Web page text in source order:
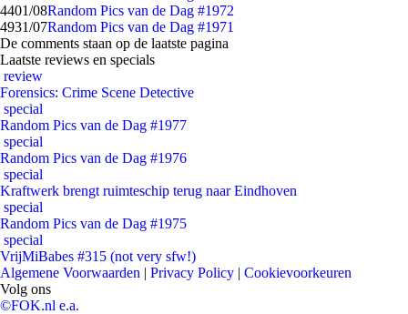
4401/08Random Pics van de Dag #1972
4931/07Random Pics van de Dag #1971
De comments staan op de laatste pagina
Laatste reviews en specials
review
Forensics: Crime Scene Detective
special
Random Pics van de Dag #1977
special
Random Pics van de Dag #1976
special
Kraftwerk brengt ruimteschip terug naar Eindhoven
special
Random Pics van de Dag #1975
special
VrijMiBabes #315 (not very sfw!)
Algemene Voorwaarden | Privacy Policy | Cookievoorkeuren
Volg ons
©FOK.nl e.a.